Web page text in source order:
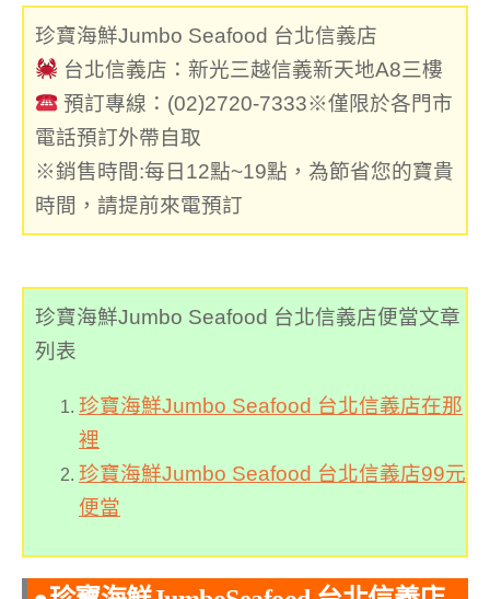
珍寶海鮮Jumbo Seafood 台北信義店
台北信義店：新光三越信義新天地A8三樓
預訂專線：(02)2720-7333※僅限於各門市
電話預訂外帶自取
※銷售時間:每日12點~19點，為節省您的寶貴
時間，請提前來電預訂
珍寶海鮮Jumbo Seafood 台北信義店便當文章
列表
珍寶海鮮Jumbo Seafood 台北信義店在那
裡
珍寶海鮮Jumbo Seafood 台北信義店99元
便當